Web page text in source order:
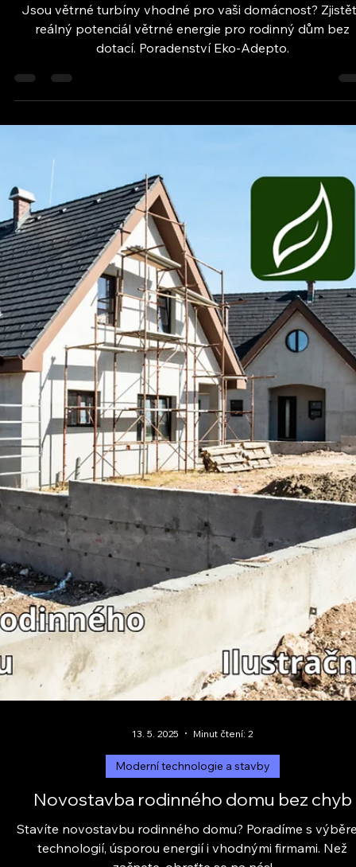
24. 5. 2025
Moderní technologie a stavby
Větrné turbíny do domácnosti
Jsou větrné turbíny vhodné pro vaši domácnost?
dotací. Poradenství Eko-Adepto.